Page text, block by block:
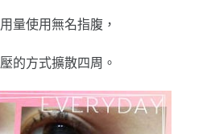
量使用無名指腹，
的方式擴散四周。